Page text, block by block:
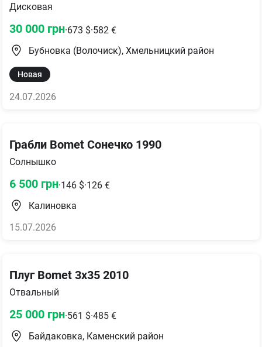
Дисковая
30 000 грн·673 $·582 €
Бубновка (Волочиск), Хмельницкий район
Новая
24.07.2026
Грабли Bomet Сонечко 1990
Солнышко
6 500 грн·146 $·126 €
Калиновка
15.07.2026
Плуг Bomet 3x35 2010
Отвальный
25 000 грн·561 $·485 €
Байдаковка, Каменский район